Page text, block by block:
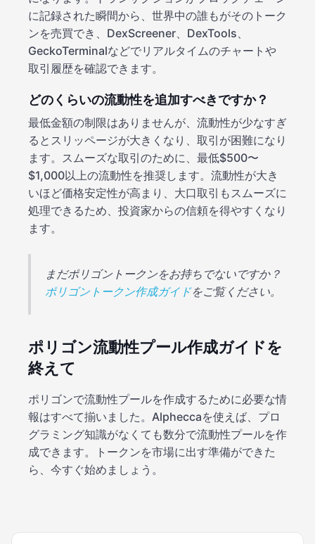
に記録された瞬間から、世界中の誰もがそのトーク
ンを売買でき、DexScreener、DexTools、
GeckoTerminalなどでリアルタイムのチャートや
取引履歴を確認できます。
どのくらいの流動性を追加すべきですか？
最低金額の制限はありませんが、流動性が少なすぎ
るとスリッページが大きくなり、取引が困難になり
ます。スムーズな取引のために、最低$500〜
$1,000以上の流動性を推奨します。流動性が大き
いほど価格安定性が高まり、大口取引もスムーズに
処理できるため、投資家からの信頼を得やすくなり
ます。
まだポリゴントークンをお持ちでないですか？
ポリゴントークン作成ガイドをご覧ください。
ポリゴン流動性プール作成ガイドを
終えて
ポリゴンで流動性プールを作成するために必要な情
報はすべて揃いました。Alpheccaを使えば、プロ
グラミング知識がなくても数分で流動性プールを作
成できます。トークンを市場に出す準備ができた
ら、今すぐ始めましょう。